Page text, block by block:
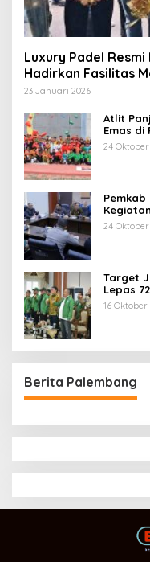
Luxury Padel
Hadirkan Fasilitas
23 Januari 2026
Atlit
Emas di
24
Pemkab
Tahun
24
Target
Lepas
16 Oktober
Berita Palembang